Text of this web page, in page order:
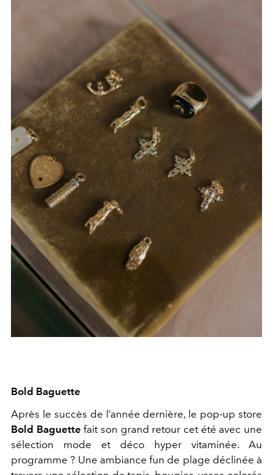
Bold Baguette
Après le succès de l’année dernière, le pop-up store
Bold Baguette fait son grand retour cet été avec une
sélection mode et déco hyper vitaminée. Au
programme ? Une ambiance fun de plage déclinée à